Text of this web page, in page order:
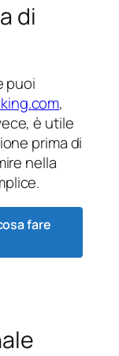
di
puoi
,
è utile
prima di
nella
fare